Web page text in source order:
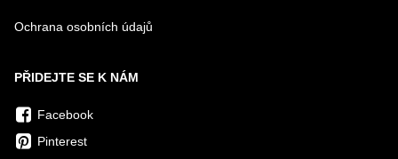
Ochrana osobních údajů
PŘIDEJTE SE K NÁM
Facebook
Pinterest